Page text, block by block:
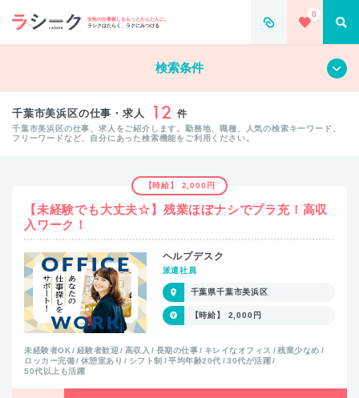
女性の仕事探しをもっとかんたんに。
ラシクはたらく、ラクにみつける
0
すべて クリア
検索条件
千葉市美浜区の仕事・求人 12 件
千葉市美浜区の仕事、求人をご紹介します。勤務地、職種、人気の検索キーワード、
フリーワードなど、自分にあった検索機能をご利用ください。
【時給】 2,000円
【未経験でも大丈夫☆】残業ほぼナシでプラ充！高収
入ワーク！
ヘルプデスク
派遣社員
千葉県千葉市美浜区
【時給】 2,000円
未経験者OK 経験者歓迎 高収入 長期の仕事 キレイなオフィス
残業少なめ
ロッカー完備
休憩室あり シフト制 平均年齢20代
30代が活躍
50代以上も活躍